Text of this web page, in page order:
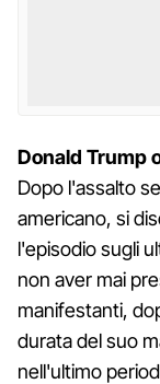
Donald Trump
Dopo l'assalto
americano, si
l'episodio sugli
non aver mai
manifestanti,
durata del suo
nell'ultimo